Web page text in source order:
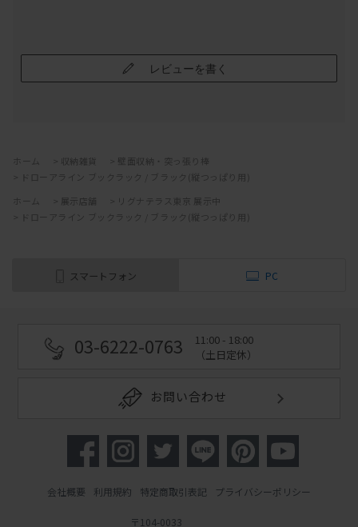
レビューを書く
ホーム 収納雑貨
壁面収納・突っ張り棒
ドローアライン ブックラック / ブラック(縦つっぱり用)
ホーム
展示店舗
リグナテラス東京 展示中
ドローアライン ブックラック / ブラック(縦つっぱり用)
スマートフォン PC
03-6222-0763
11:00 - 18:00
（土日定休）
お問い合わせ
会社概要 利用規約 特定商取引表記 プライバシーポリシー
〒104-0033